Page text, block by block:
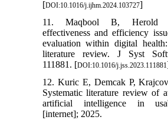
[DOI:10.1016/j.ijhm.2024.103727]
11. Maqbool B, Herold
effectiveness and efficiency
evaluation within digital
literature review. J Syst
111881. [DOI:10.1016/j.jss.2023.111881
12. Kuric E, Demcak P,
Systematic literature review of
artificial intelligence in
[internet]; 2025.